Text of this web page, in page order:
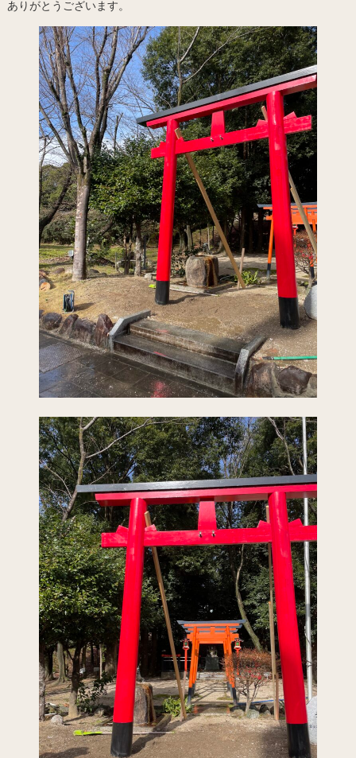
ありがとうございます。